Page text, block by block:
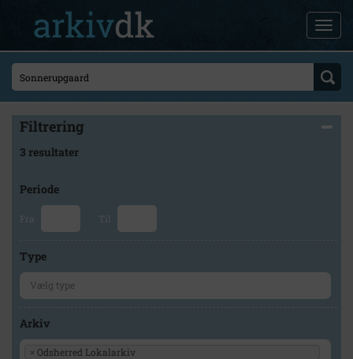
Filtrering
3 resultater
Periode
Fra Til
Type
Arkiv
× Odsherred Lokalarkiv